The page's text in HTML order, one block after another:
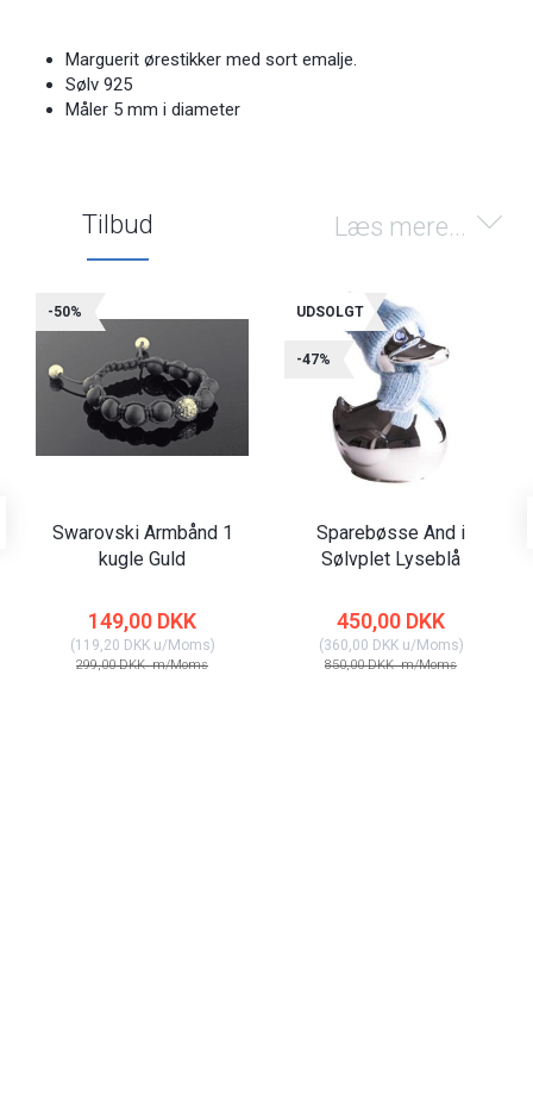
Marguerit ørestikker med sort emalje.
Sølv 925
Måler 5 mm i diameter
Læs mere...
Tilbud
-50%
Swarovski Armbånd 1
kugle Guld
149,00 DKK
(119,20 DKKu/Moms)
299,00 DKKm/Moms
UDSOLGT
-47%
Sparebøsse And i
Sølvplet Lyseblå
450,00 DKK
(360,00 DKKu/Moms)
850,00 DKKm/Moms